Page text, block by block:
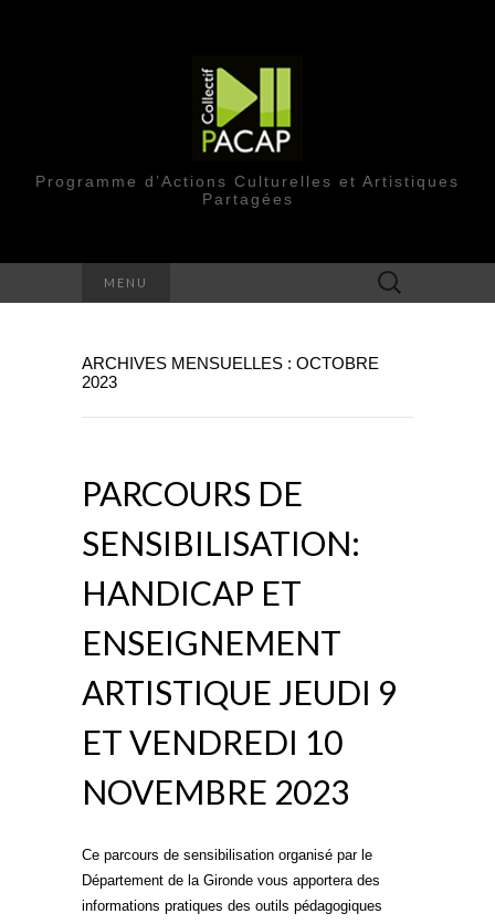
Programme d’Actions Culturelles et Artistiques
Partagées
MENU Rechercher :
ARCHIVES MENSUELLES : OCTOBRE
2023
PARCOURS DE
SENSIBILISATION:
HANDICAP ET
ENSEIGNEMENT
ARTISTIQUE JEUDI 9
ET VENDREDI 10
NOVEMBRE 2023
Ce parcours de sensibilisation organisé par le
Département de la Gironde vous apportera des
informations pratiques des outils pédagogiques